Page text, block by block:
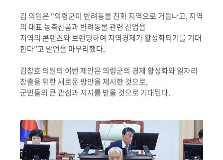
김 의원은 “의령군이 반려동물 친화 지역으로 거듭나고, 지역
의 대표 농축산품과 반려동물 관련 산업을
지역의 콘텐츠와 브랜딩하여 지역경제가 활성화되기를 기대
한다”고 발언을 마무리했다.
김창호 의원의 이번 제안은 의령군의 경제 활성화와 일자리
창출을 위한 새로운 방안을 제시한 것으로,
군민들의 큰 관심과 지지를 받을 것으로 기대된다.